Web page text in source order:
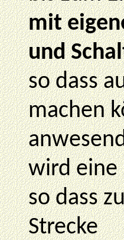
mit
und
so dass
machen
wird eine
so dass
Strecke